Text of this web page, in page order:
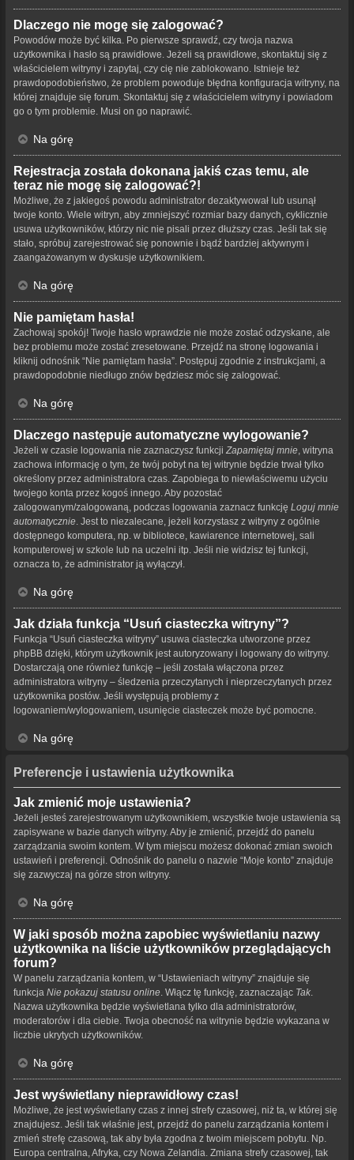
Dlaczego nie mogę się zalogować?
Powodów może być kilka. Po pierwsze sprawdź, czy twoja nazwa
użytkownika i hasło są prawidłowe. Jeżeli są prawidłowe, skontaktuj się z
właścicielem witryny i zapytaj, czy cię nie zablokowano. Istnieje też
prawdopodobieństwo, że problem powoduje błędna konfiguracja witryny, na
której znajduje się forum. Skontaktuj się z właścicielem witryny i powiadom
go o tym problemie. Musi on go naprawić.
Na górę
Rejestracja została dokonana jakiś czas temu, ale
teraz nie mogę się zalogować?!
Możliwe, że z jakiegoś powodu administrator dezaktywował lub usunął
twoje konto. Wiele witryn, aby zmniejszyć rozmiar bazy danych, cyklicznie
usuwa użytkowników, którzy nic nie pisali przez dłuższy czas. Jeśli tak się
stało, spróbuj zarejestrować się ponownie i bądź bardziej aktywnym i
zaangażowanym w dyskusje użytkownikiem.
Na górę
Nie pamiętam hasła!
Zachowaj spokój! Twoje hasło wprawdzie nie może zostać odzyskane, ale
bez problemu może zostać zresetowane. Przejdź na stronę logowania i
kliknij odnośnik “Nie pamiętam hasła”. Postępuj zgodnie z instrukcjami, a
prawdopodobnie niedługo znów będziesz móc się zalogować.
Na górę
Dlaczego następuje automatyczne wylogowanie?
Jeżeli w czasie logowania nie zaznaczysz funkcji Zapamiętaj mnie , witryna
zachowa informację o tym, że twój pobyt na tej witrynie będzie trwał tylko
określony przez administratora czas. Zapobiega to niewłaściwemu użyciu
twojego konta przez kogoś innego. Aby pozostać
zalogowanym/zalogowaną, podczas logowania zaznacz funkcję Loguj mnie
automatycznie . Jest to niezalecane, jeżeli korzystasz z witryny z ogólnie
dostępnego komputera, np. w bibliotece, kawiarence internetowej, sali
komputerowej w szkole lub na uczelni itp. Jeśli nie widzisz tej funkcji,
oznacza to, że administrator ją wyłączył.
Na górę
Jak działa funkcja “Usuń ciasteczka witryny”?
Funkcja “Usuń ciasteczka witryny” usuwa ciasteczka utworzone przez
phpBB dzięki, którym użytkownik jest autoryzowany i logowany do witryny.
Dostarczają one również funkcję – jeśli została włączona przez
administratora witryny – śledzenia przeczytanych i nieprzeczytanych przez
użytkownika postów. Jeśli występują problemy z
logowaniem/wylogowaniem, usunięcie ciasteczek może być pomocne.
Na górę
Preferencje i ustawienia użytkownika
Jak zmienić moje ustawienia?
Jeżeli jesteś zarejestrowanym użytkownikiem, wszystkie twoje ustawienia są
zapisywane w bazie danych witryny. Aby je zmienić, przejdź do panelu
zarządzania swoim kontem. W tym miejscu możesz dokonać zmian swoich
ustawień i preferencji. Odnośnik do panelu o nazwie “Moje konto” znajduje
się zazwyczaj na górze stron witryny.
Na górę
W jaki sposób można zapobiec wyświetlaniu nazwy
użytkownika na liście użytkowników przeglądających
forum?
W panelu zarządzania kontem, w “Ustawieniach witryny” znajduje się
funkcja Nie pokazuj statusu online . Włącz tę funkcję, zaznaczając Tak
Nazwa użytkownika będzie wyświetlana tylko dla administratorów,
moderatorów i dla ciebie. Twoja obecność na witrynie będzie wykazana w
liczbie ukrytych użytkowników.
Na górę
Jest wyświetlany nieprawidłowy czas!
Możliwe, że jest wyświetlany czas z innej strefy czasowej, niż ta, w której się
znajdujesz. Jeśli tak właśnie jest, przejdź do panelu zarządzania kontem i
zmień strefę czasową, tak aby była zgodna z twoim miejscem pobytu. Np.
Europa centralna, Afryka, czy Nowa Zelandia. Zmiana strefy czasowej, tak